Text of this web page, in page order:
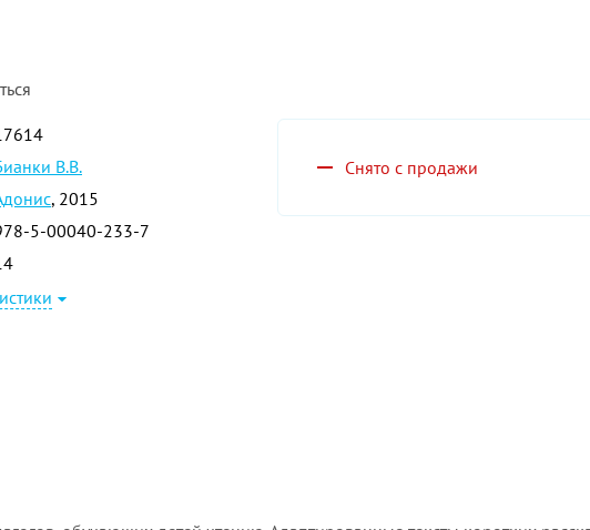
Снято с продажи
В.В.
, 2015
5-00040-233-7